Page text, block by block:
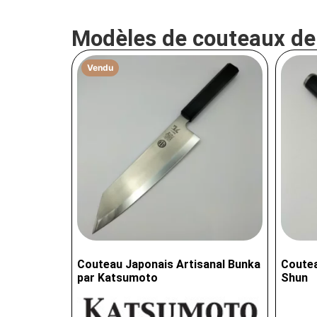
Modèles de couteaux
Vendu
Couteau Japonais Artisanal Bunka
par Katsumoto
Shun